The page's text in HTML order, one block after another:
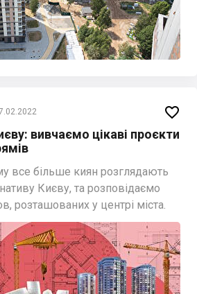
вивчаємо цікаві проєкти
все більше киян розглядають
Києву, та розповідаємо
розташованих у центрі міста.
